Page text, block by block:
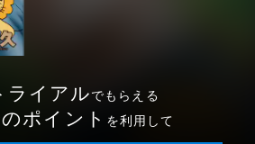
ライアルでもらえる
ポイント を利用して